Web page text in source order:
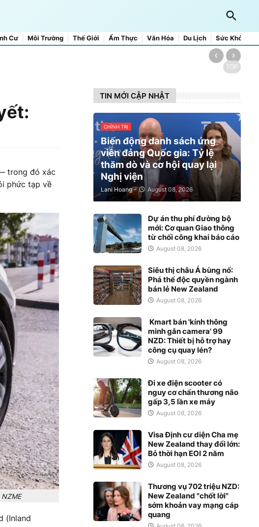
Cư Môi Trường Thế Giới Ẩm Thực Văn Hóa Du Lịch Sức Khỏe
TOP
trong đó xác
phức tạp về
(Inland
TIN MỚI CẬP NHẬT
CHÍNH TRỊ
Biến động danh sách ứng
viên đảng Quốc gia: Tỷ lệ
thăm dò và cơ hội quay lại
Nghị viện
Lani Hoang - August 08, 2026
Dự án thu phí đường bộ
mới: Cơ quan Giao thông
từ chối công khai báo cáo
August 08, 2026
Siêu thị châu Á bùng nổ:
Phá thế độc quyền ngành
bán lẻ New Zealand
August 08, 2026
Kmart bán 'kính thông
minh gắn camera' 99
NZD: Thiết bị hỗ trợ hay
công cụ quay lén?
August 08, 2026
Đi xe điện scooter có
nguy cơ chấn thương não
gấp 3,5 lần xe máy
August 08, 2026
Visa Định cư diện Cha mẹ
New Zealand thay đổi lớn:
Bỏ thời hạn EOI 2 năm
August 08, 2026
Thương vụ 702 triệu NZD:
New Zealand "chốt lời"
sớm khoản vay mạng cáp
quang